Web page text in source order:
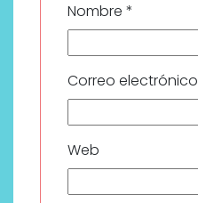
Nombre *
Correo electrónico
Web